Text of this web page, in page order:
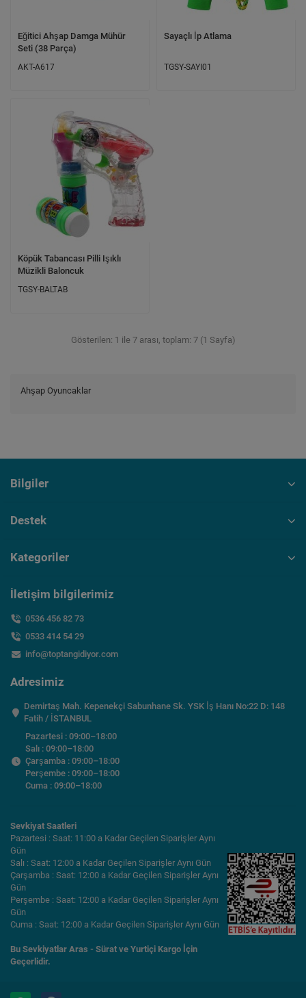
Eğitici Ahşap Damga Mühür
Seti (38 Parça)
AKT-A617
Sayaçlı İp Atlama
TGSY-SAYI01
Köpük Tabancası Pilli Işıklı
Müzikli Baloncuk
TGSY-BALTAB
Gösterilen: 1 ile 7 arası, toplam: 7 (1 Sayfa)
Ahşap Oyuncaklar
Bilgiler
Destek
Kategoriler
İletişim bilgilerimiz
0536 456 82 73
0533 414 54 29
info@toptangidiyor.com
Adresimiz
Demirtaş Mah. Kepenekçi Sabunhane Sk. YSK İş Hanı No:22 D: 148
Fatih / İSTANBUL
Pazartesi : 09:00–18:00
Salı : 09:00–18:00
Çarşamba : 09:00–18:00
Perşembe : 09:00–18:00
Cuma : 09:00–18:00
Sevkiyat Saatleri
Pazartesi : Saat: 11:00 a Kadar Geçilen Siparişler Aynı
Gün
Salı : Saat: 12:00 a Kadar Geçilen Siparişler Aynı Gün
Çarşamba : Saat: 12:00 a Kadar Geçilen Siparişler Aynı
Gün
Perşembe : Saat: 12:00 a Kadar Geçilen Siparişler Aynı
Gün
Cuma : Saat: 12:00 a Kadar Geçilen Siparişler Aynı Gün
Bu Sevkiyatlar Aras - Sürat ve Yurtiçi Kargo İçin
Geçerlidir.